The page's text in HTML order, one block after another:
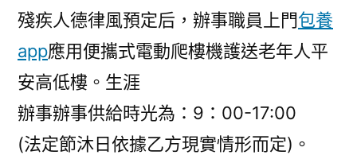
殘疾人德律風預定后，辦事職員上門包養
app應用便攜式電動爬樓機護送老年人平
安高低樓。生涯
辦事辦事供給時光為：9：00-17:00
(法定節沐日依據乙方現實情形而定)。